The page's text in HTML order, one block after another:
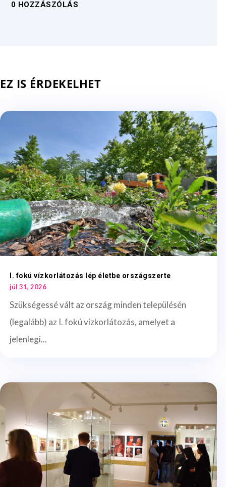
0 HOZZÁSZÓLÁS
EZ IS ÉRDEKELHET
I. fokú vízkorlátozás lép életbe országszerte
júl 31, 2026
Szükségessé vált az ország minden településén
(legalább) az I. fokú vízkorlátozás, amelyet a
jelenlegi...